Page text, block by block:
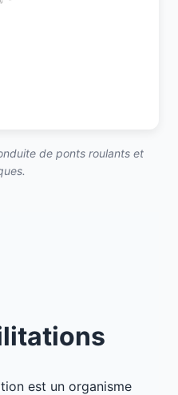
de ponts roulants et
est un organisme